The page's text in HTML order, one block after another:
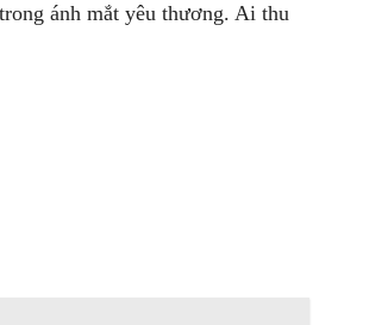
ánh mắt yêu thương. Ai thu